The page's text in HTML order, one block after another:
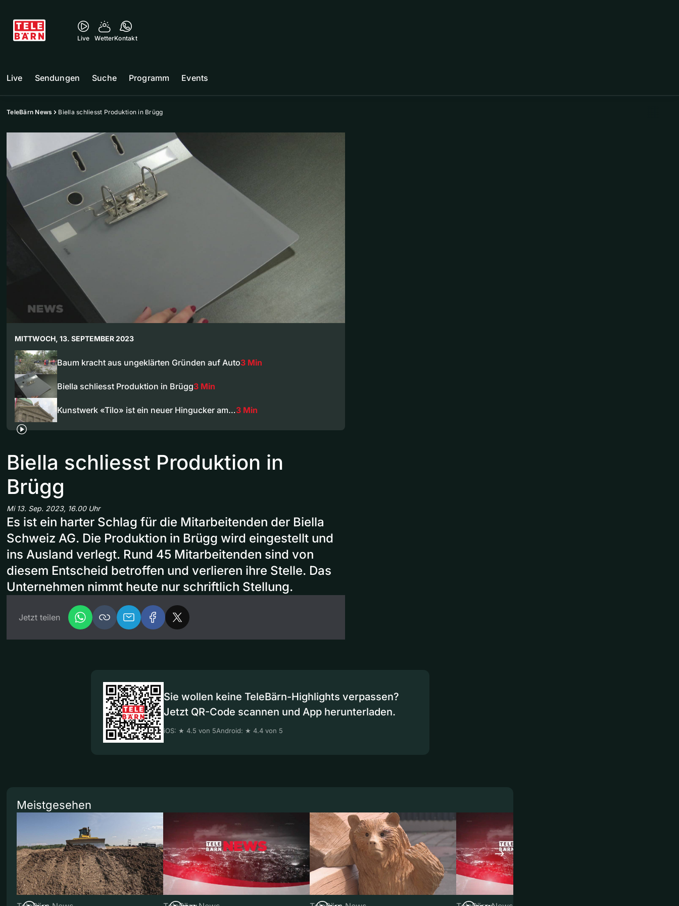
Live WetterKontakt
Live Sendungen Suche Programm Events
TeleBärn News Biella schliesst Produktion in Brügg
MITTWOCH, 13. SEPTEMBER 2023
Baum kracht aus ungeklärten Gründen auf Auto3 Min
Biella schliesst Produktion in Brügg3 Min
Kunstwerk «Tilo» ist ein neuer Hingucker am…3 Min
Biella schliesst Produktion in
Brügg
Mi 13. Sep. 2023, 16.00 Uhr
Es ist ein harter Schlag für die Mitarbeitenden der Biella
Schweiz AG. Die Produktion in Brügg wird eingestellt und
ins Ausland verlegt. Rund 45 Mitarbeitenden sind von
diesem Entscheid betroffen und verlieren ihre Stelle. Das
Unternehmen nimmt heute nur schriftlich Stellung.
Jetzt teilen
Sie wollen keine TeleBärn-Highlights verpassen?
Jetzt QR-Code scannen und App herunterladen.
iOS: ★ 4.5 von 5Android: ★ 4.4 von 5
Meistgesehen